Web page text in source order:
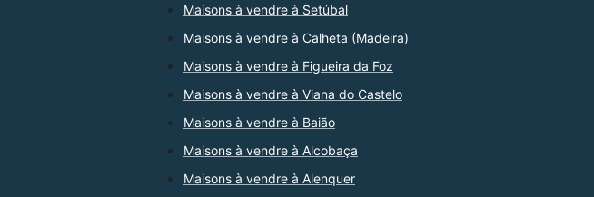
Maisons à vendre à Setúbal
Maisons à vendre à Calheta (Madeira)
Maisons à vendre à Figueira da Foz
Maisons à vendre à Viana do Castelo
Maisons à vendre à Baião
Maisons à vendre à Alcobaça
Maisons à vendre à Alenquer